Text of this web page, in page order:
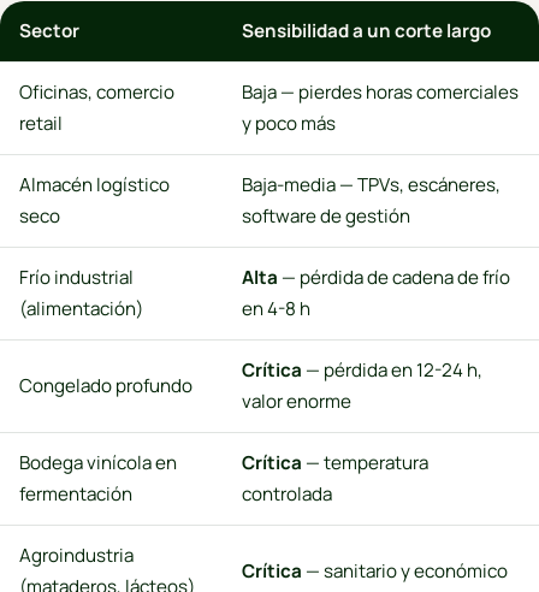
Sector Sensibilidad a un corte largo
Oficinas, comercio
retail
Baja — pierdes horas comerciales
y poco más
Almacén logístico
seco
Baja-media — TPVs, escáneres,
software de gestión
Frío industrial
(alimentación)
Alta — pérdida de cadena de frío
en 4-8 h
Congelado profundo
Crítica — pérdida en 12-24 h,
valor enorme
Bodega vinícola en
fermentación
Crítica — temperatura
controlada
Agroindustria
(mataderos, lácteos)
Crítica — sanitario y económico